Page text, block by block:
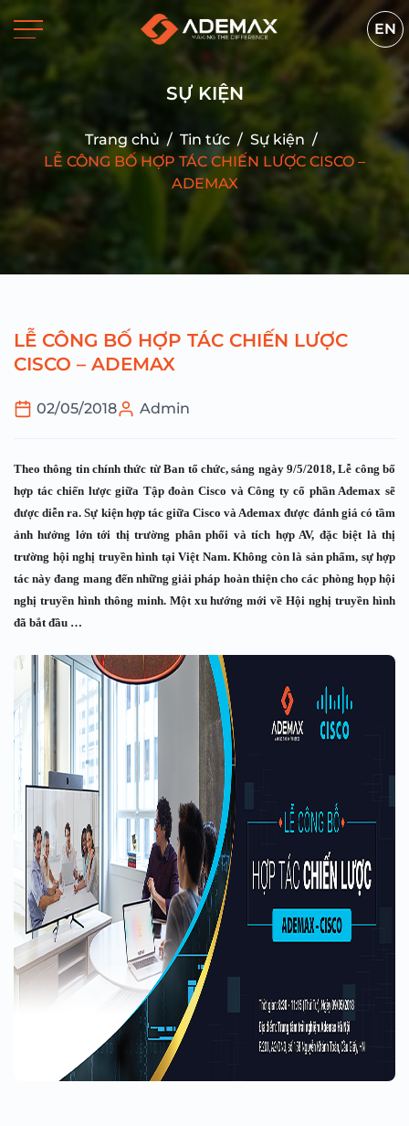
EN
SỰ KIỆN
Trang chủ / Tin tức / Sự kiện /
LỄ CÔNG BỐ HỢP TÁC CHIẾN LƯỢC CISCO –
ADEMAX
LỄ CÔNG BỐ HỢP TÁC CHIẾN LƯỢC
CISCO – ADEMAX
02/05/2018 Admin
Theo thông tin chính thức từ Ban tổ chức, sáng ngày 9/5/2018, Lễ công bố
hợp tác chiến lược giữa Tập đoàn Cisco và Công ty cổ phần Ademax sẽ
được diễn ra. Sự kiện hợp tác giữa Cisco và Ademax được đánh giá có tầm
ảnh hưởng lớn tới thị trường phân phối và tích hợp AV, đặc biệt là thị
trường hội nghị truyền hình tại Việt Nam. Không còn là sản phẩm, sự hợp
tác này đang mang đến những giải pháp hoàn thiện cho các phòng họp hội
nghị truyền hình thông minh. Một xu hướng mới về Hội nghị truyền hình
đã bắt đầu …